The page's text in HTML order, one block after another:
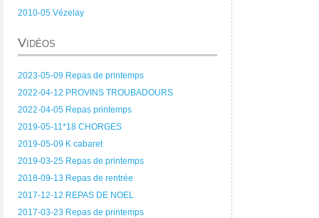
2010-05 Vézelay
Vidéos
2023-05-09 Repas de printemps
2022-04-12 PROVINS TROUBADOURS
2022-04-05 Repas printemps
2019-05-11*18 CHORGES
2019-05-09 K cabaret
2019-03-25 Repas de printemps
2018-09-13 Repas de rentrée
2017-12-12 REPAS DE NOEL
2017-03-23 Repas de printemps